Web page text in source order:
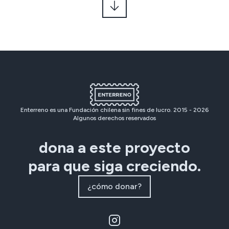
Enterreno es una Fundación chilena sin fines de lucro. 2015 - 2026
Algunos derechos reservados
dona a este proyecto
para que siga creciendo.
¿cómo donar?